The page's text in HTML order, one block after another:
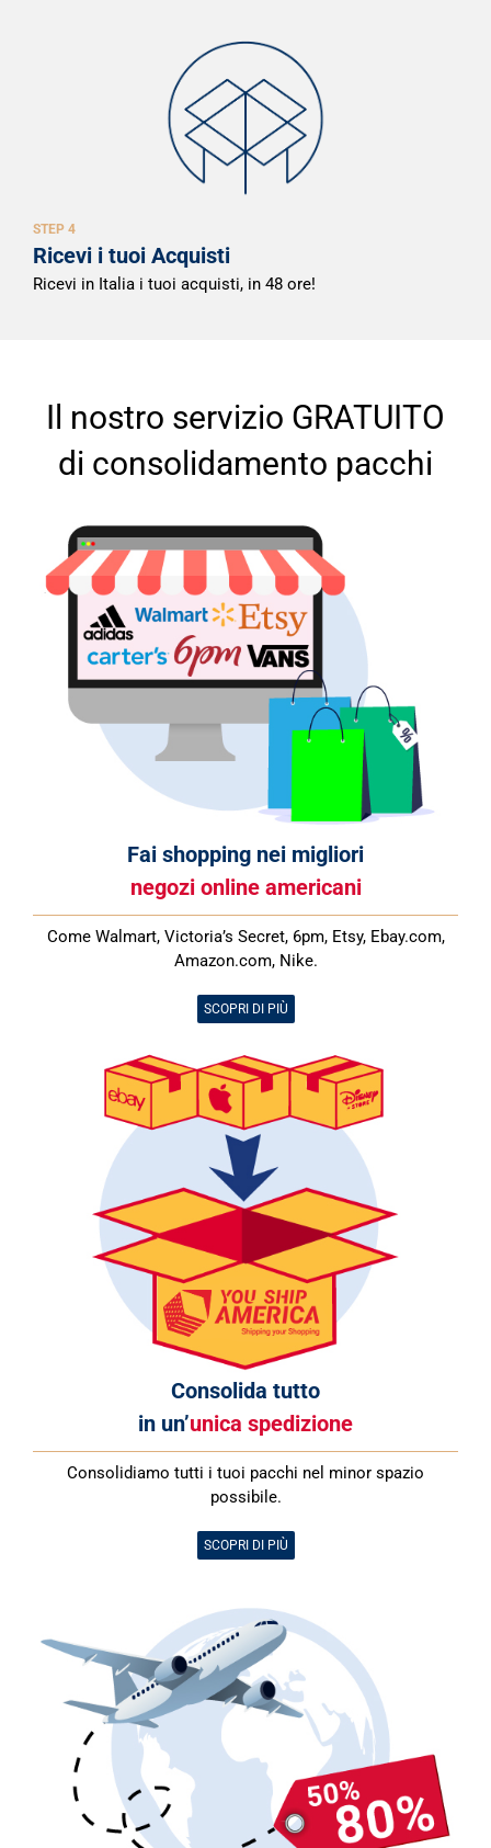
STEP 4
Ricevi i tuoi Acquisti
Ricevi in Italia i tuoi acquisti, in 48 ore!
Il nostro servizio GRATUITO
di consolidamento pacchi
Fai shopping nei migliori
negozi online americani
Come Walmart, Victoria’s Secret, 6pm, Etsy, Ebay.com,
Amazon.com, Nike.
SCOPRI DI PIÙ
Consolida tutto
in un’unica spedizione
Consolidiamo tutti i tuoi pacchi nel minor spazio
possibile.
SCOPRI DI PIÙ